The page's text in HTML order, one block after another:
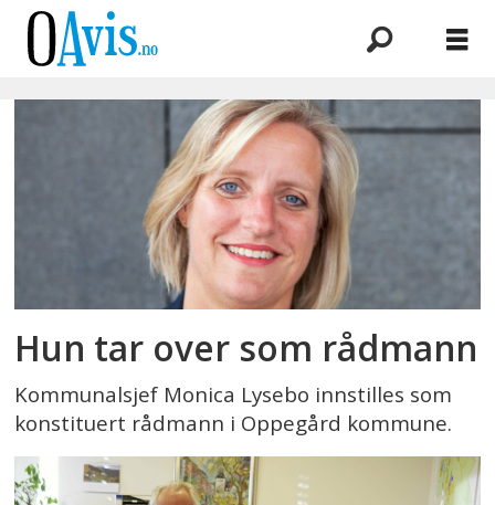
Emne:
bøhler
Hun tar over som rådmann
Kommunalsjef Monica Lysebo innstilles som
konstituert rådmann i Oppegård kommune.